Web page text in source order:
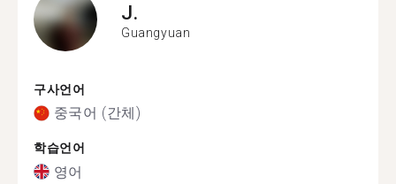
J.
Guangyuan
구사언어
중국어 (간체)
학습언어
영어